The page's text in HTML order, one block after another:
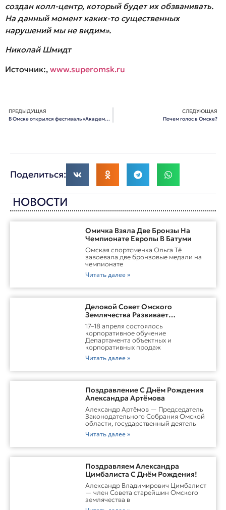
создан колл-центр, который будет их обзванивать.
На данный момент каких-то существенных
нарушений мы не видим».
Николай Шмидт
Источник:, www.superomsk.ru
ПРЕДЫДУЩАЯ
В Омске открылся фестиваль «Академия»
СЛЕДУЮЩАЯ
Почем голос в Омске?
Поделиться:
НОВОСТИ
Омичка Взяла Две Бронзы На
Чемпионате Европы В Батуми
Омская спортсменка Ольга Тё
завоевала две бронзовые медали на
чемпионате
Читать далее »
Деловой Совет Омского
Землячества Развивает
Практические Навыки Омских
Студентов Через Бизнес-
Обучение
17–18 апреля состоялось
корпоративное обучение
Департамента объектных и
корпоративных продаж
Читать далее »
Поздравление С Днём Рождения
Александра Артёмова
Александр Артёмов — Председатель
Законодательного Собрания Омской
области, государственный деятель
Читать далее »
Поздравляем Александра
Цимбалиста С Днём Рождения!
Александр Владимирович Цимбалист
— член Совета старейшин Омского
землячества в